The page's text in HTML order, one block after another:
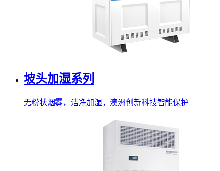
坡头加湿系列
无粉状烟雾，洁净加湿，澳洲创新科技智能保护